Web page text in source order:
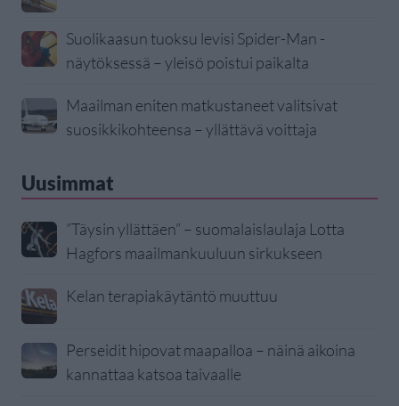
Suolikaasun tuoksu levisi Spider-Man -
näytöksessä – yleisö poistui paikalta
Maailman eniten matkustaneet valitsivat
suosikkikohteensa – yllättävä voittaja
Uusimmat
”Täysin yllättäen” – suomalaislaulaja Lotta
Hagfors maailmankuuluun sirkukseen
Kelan terapiakäytäntö muuttuu
Perseidit hipovat maapalloa – näinä aikoina
kannattaa katsoa taivaalle